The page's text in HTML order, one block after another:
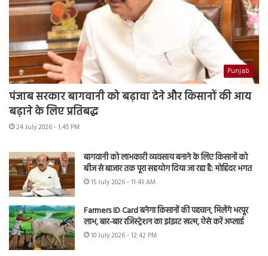
Punjab
पंजाब सरकार बागवानी को बढ़ावा देने और किसानों की आय
बढ़ाने के लिए प्रतिबद्ध
24 July 2026 - 1:45 PM
बागवानी को लाभकारी व्यवसाय बनाने के लिए किसानों को
बीज से बाजार तक पूरा सहयोग दिया जा रहा है: मोहिंदर भगत
15 July 2026 - 11:43 AM
Farmers ID Card बनेगा किसानों की पहचान, मिलेंगे भरपूर
लाभ, बार-बार रजिस्ट्रेशन का झंझट खत्म, ऐसे करें अप्लाई
10 July 2026 - 12:42 PM